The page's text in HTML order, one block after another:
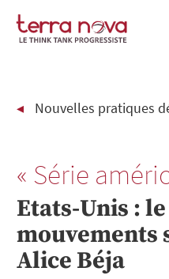
Nouvelles pratiques
« Série
Etats-Unis :
mouvements
Alice Béja